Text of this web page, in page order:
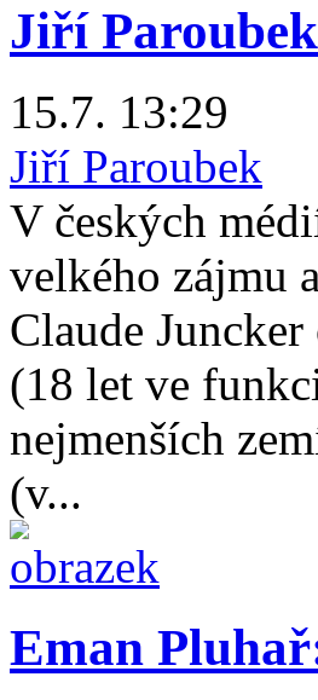
Jiří
15.7. 13:29
Jiří Paroubek
V českých
velkého zájmu
Claude
(18 let ve
nejmenších
(v...
Eman